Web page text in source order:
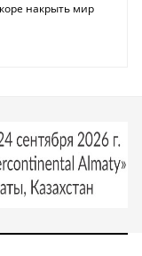
накрыть мир